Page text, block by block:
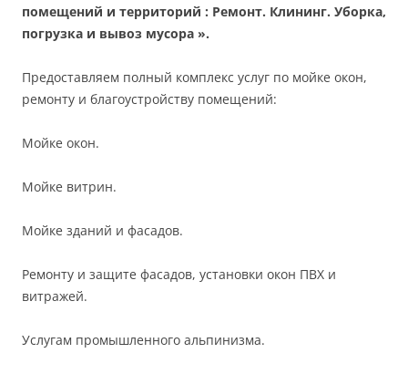
помещений и территорий : Ремонт. Клининг. Уборка,
погрузка и вывоз мусора ».
Предоставляем полный комплекс услуг по мойке окон,
ремонту и благоустройству помещений:
Мойке окон.
Мойке витрин.
Мойке зданий и фасадов.
Ремонту и защите фасадов, установки окон ПВХ и
витражей.
Услугам промышленного альпинизма.